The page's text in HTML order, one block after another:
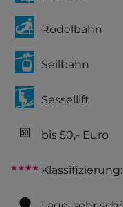
Rodelbahn
Seilbahn
Sessellift
bis 50,- Euro